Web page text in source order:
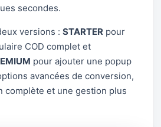
secondes.
versions : STARTER pour
COD complet et
pour ajouter une popup
avancées de conversion,
complète et une gestion plus